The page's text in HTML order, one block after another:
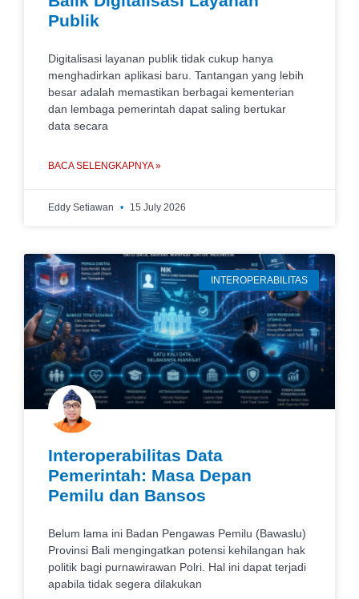
Publik
Digitalisasi layanan publik tidak cukup hanya
menghadirkan aplikasi baru. Tantangan yang lebih
besar adalah memastikan berbagai kementerian
dan lembaga pemerintah dapat saling bertukar
data secara
BACA SELENGKAPNYA »
Eddy Setiawan 15 July 2026
INTEROPERABILITAS
Interoperabilitas Data
Pemerintah: Masa Depan
Pemilu dan Bansos
Belum lama ini Badan Pengawas Pemilu (Bawaslu)
Provinsi Bali mengingatkan potensi kehilangan hak
politik bagi purnawirawan Polri. Hal ini dapat terjadi
apabila tidak segera dilakukan